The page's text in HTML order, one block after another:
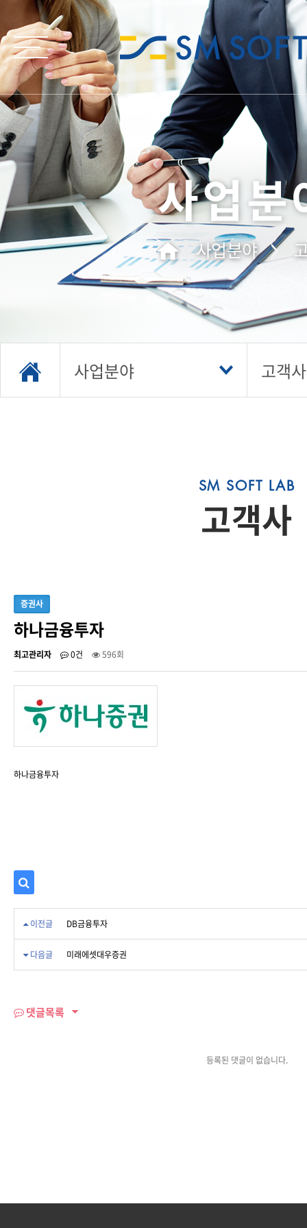
사업분
사업분야
사업분야 고객사
고객사
증권사
하나금융투자
최고관리자 0건 596회
하나금융투자
검
색이전글 DB금융투자
다음글 미래에셋대우증권
댓글목록
등록된 댓글이 없습니다.